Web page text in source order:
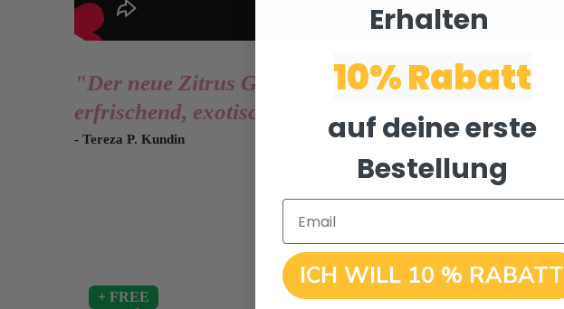
"Der neue Zitrus Geschmack ist absolut herrlich -
erfrischend, exotisch und reichhaltig!"
- Tereza P. Kundin
Erhalten ​
10% Rabatt
auf deine erste
Bestellung
Email
ICH WILL 10 % RABATT